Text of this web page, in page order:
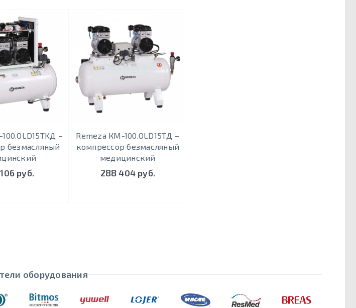
–
безмасляный
руб.
Remeza КМ-100.OLD15ТД –
кoмпрeccoр безмасляный
медицинский
288 404 руб.
оборудования